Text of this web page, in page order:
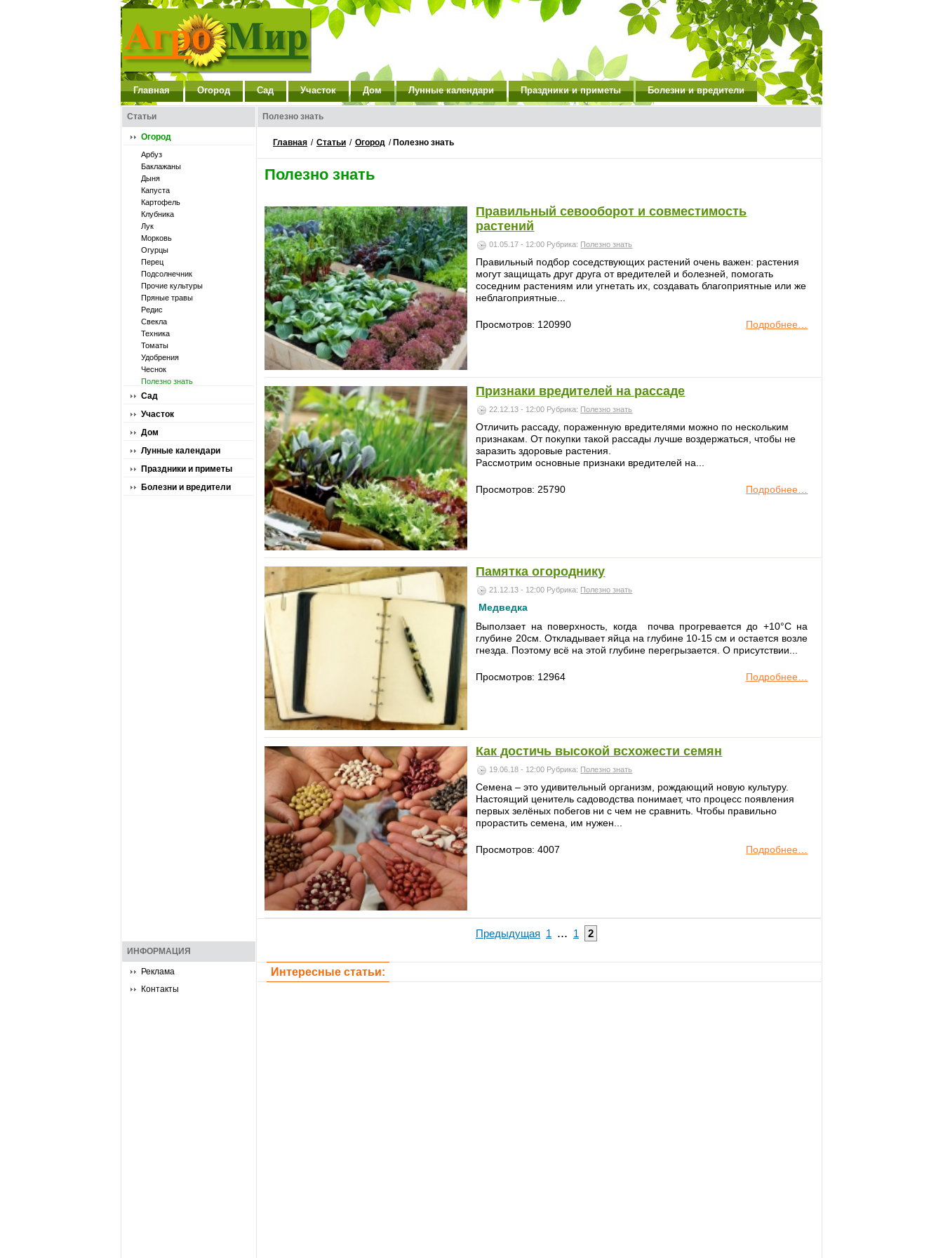
Главная Огород Сад Участок Дом Лунные календари Праздники и приметы Болезни и вредители
Статьи
Огород
Арбуз
Баклажаны
Дыня
Капуста
Картофель
Клубника
Лук
Морковь
Огурцы
Перец
Подсолнечник
Прочие культуры
Пряные травы
Редис
Свекла
Техника
Томаты
Удобрения
Чеснок
Полезно знать
Сад
Участок
Дом
Лунные календари
Праздники и приметы
Болезни и вредители
ИНФОРМАЦИЯ
Реклама
Контакты
Полезно знать
Главная / Статьи / Огород / Полезно знать
Полезно знать
Правильный севооборот и совместимость
растений
01.05.17 - 12:00 Рубрика: Полезно знать
Правильный подбор соседствующих растений очень важен: растения
могут защищать друг друга от вредителей и болезней, помогать
соседним растениям или угнетать их, создавать благоприятные или же
неблагоприятные...
Подробнее…
Просмотров: 120990
Признаки вредителей на рассаде
22.12.13 - 12:00 Рубрика: Полезно знать
Отличить рассаду, пораженную вредителями можно по нескольким
признакам. От покупки такой рассады лучше воздержаться, чтобы не
заразить здоровые растения.
Рассмотрим основные признаки вредителей на...
Подробнее…
Просмотров: 25790
Памятка огороднику
21.12.13 - 12:00 Рубрика: Полезно знать
Медведка
Выползает на поверхность, ког­да почва прогревается до +10°С на
глубине 20см. Откладывает яйца на глубине 10-15 см и остается возле
гнезда. Поэтому всё на этой глубине перегрызается. О присутствии...
Подробнее…
Просмотров: 12964
Как достичь высокой всхожести семян
19.06.18 - 12:00 Рубрика: Полезно знать
Семена – это удивительный организм, рождающий новую культуру.
Настоящий ценитель садоводства понимает, что процесс появления
первых зелёных побегов ни с чем не сравнить. Чтобы правильно
прорастить семена, им нужен...
Подробнее…
Просмотров: 4007
Предыдущая 1 ... 1 2
Интересные статьи: